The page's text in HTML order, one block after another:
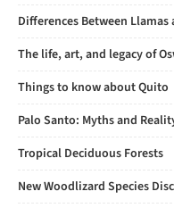
Differences Between Llamas
The life, art, and legacy of
Things to know about Quito
Palo Santo: Myths and
Tropical Deciduous Forests
New Woodlizard Species